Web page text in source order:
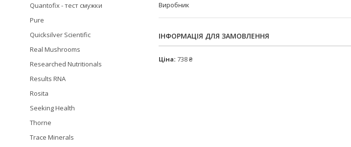
Виробник
ІНФОРМАЦІЯ ДЛЯ ЗАМОВЛЕННЯ
Ціна: 738 ₴
Quantofix - тест смужки
Pure
Quicksilver Scientific
Real Mushrooms
Researched Nutritionals
Results RNA
Rosita
Seeking Health
Thorne
Trace Minerals